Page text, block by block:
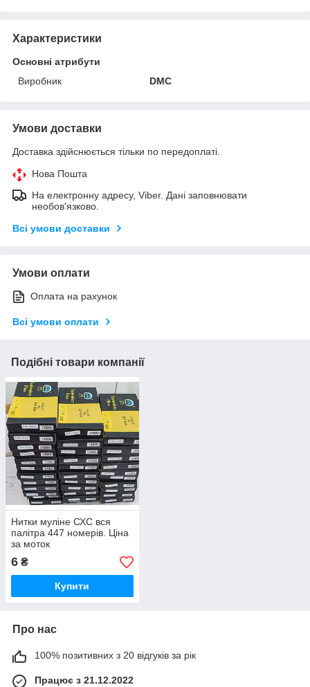
Характеристики
Основні атрибути
Виробник
DMC
Умови доставки
Доставка здійснюється тільки по передоплаті.
Нова Пошта
На електронну адресу, Viber. Дані заповнювати
необов'язково.
Всі умови доставки
Умови оплати
Оплата на рахунок
Всі умови оплати
Подібні товари компанії
Нитки муліне СХС вся
палітра 447 номерів. Ціна
за моток
6 ₴
Купити
Про нас
100% позитивних з 20 відгуків за рік
Працює з 21.12.2022